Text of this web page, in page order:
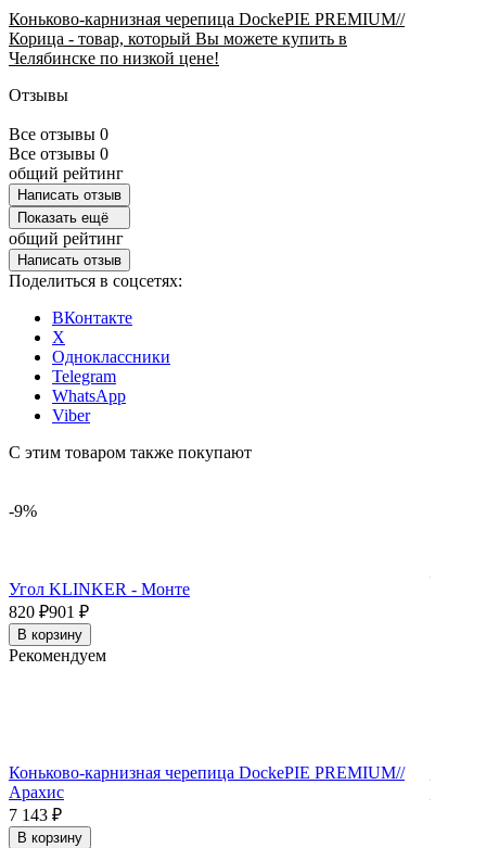
Коньково-карнизная черепица DockePIE PREMIUM//
Корица - товар, который Вы можете купить в
Челябинске по низкой цене!
Отзывы
Все отзывы 0
Все отзывы 0
общий рейтинг
Написать отзыв
Показать ещё
общий рейтинг
Написать отзыв
Поделиться в соцсетях:
ВКонтакте
X
Одноклассники
Telegram
WhatsApp
Viber
С этим товаром также покупают
-9%
Угол KLINKER - Монте
820 ₽901 ₽
В корзину
Рекомендуем
Коньково-карнизная черепица DockePIE PREMIUM//
Арахис
7 143 ₽
В корзину